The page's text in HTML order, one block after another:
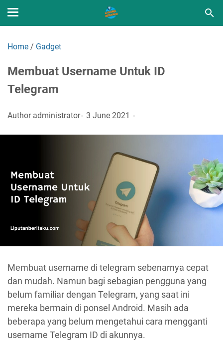
Home / Gadget
Membuat Username Untuk ID
Telegram
Author administrator 3 June 2021
Membuat username di telegram sebenarnya cepat
dan mudah. Namun bagi sebagian pengguna yang
belum familiar dengan Telegram, yang saat ini
mereka bermain di ponsel Android. Masih ada
beberapa yang belum mengetahui cara mengganti
username Telegram ID di akunnya.